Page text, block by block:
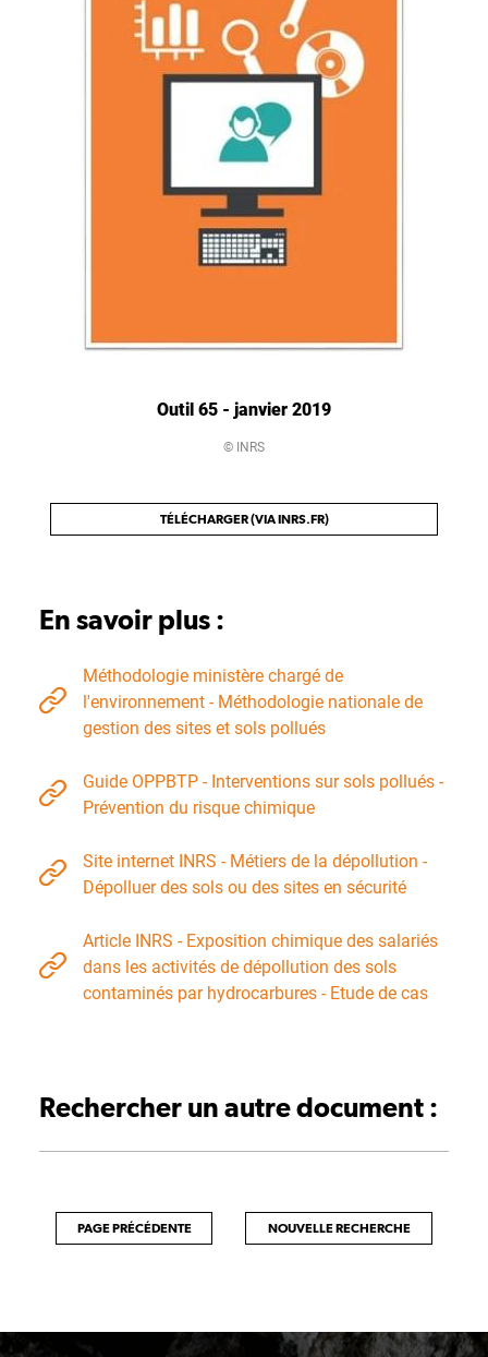
Outil 65 - janvier 2019
© INRS
TÉLÉCHARGER (VIA INRS.FR)
En savoir plus :
Méthodologie ministère chargé de
l'environnement - Méthodologie nationale de
gestion des sites et sols pollués
Guide OPPBTP - Interventions sur sols pollués -
Prévention du risque chimique
Site internet INRS - Métiers de la dépollution -
Dépolluer des sols ou des sites en sécurité
Article INRS - Exposition chimique des salariés
dans les activités de dépollution des sols
contaminés par hydrocarbures - Etude de cas
Rechercher un autre document :
PAGE PRÉCÉDENTE NOUVELLE RECHERCHE